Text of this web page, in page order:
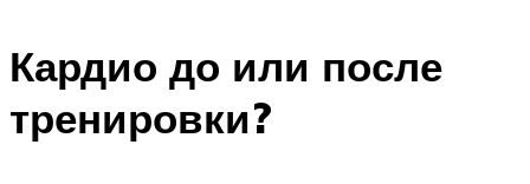
Кардио до или после
тренировки?